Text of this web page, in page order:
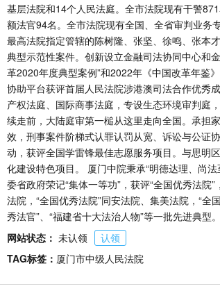
基层法院和14个人民法庭。全市法院现有干警
额法官94名。全市法院现有全国、全省审判业务
最高法院指定管辖的陈树隆、张坚、徐鸣、张本
典型示范性案件。创新设立金融司法协同中心和
革2020年度典型案例”和2022年《中国改革年鉴
协助平台获评首届人民法院涉港澳司法合作优秀
产权法庭、国际商事法庭，专设生态环境审判庭
续走前，大陆庭审第一槌从这里走向全国。承担
效，刑事案件阶梯式认罪认罚从宽、诉讼与公证
动，获评全国学雷锋最佳志愿服务项目。与思明
化建设特色项目。 厦门中院秉承“明德达理、尚
委省政府荣记“集体一等功”，获评“全国优秀法院
法院，“全国优秀法院”同安法院、集美法院，“全
秀法官”、“福建省十大法治人物”等一批先进典型。
网站状态： 未认领
认领
TAG标签： 厦门市中级人民法院